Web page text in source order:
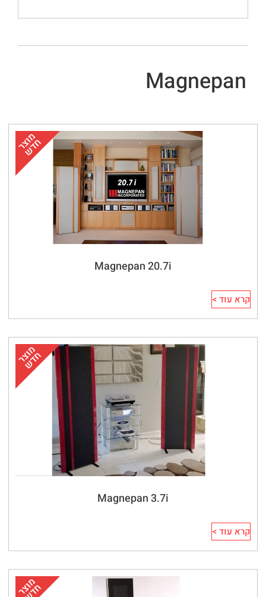
Magnepan
Magnepan 20.7i
קרא עוד >
Magnepan 3.7i
קרא עוד >